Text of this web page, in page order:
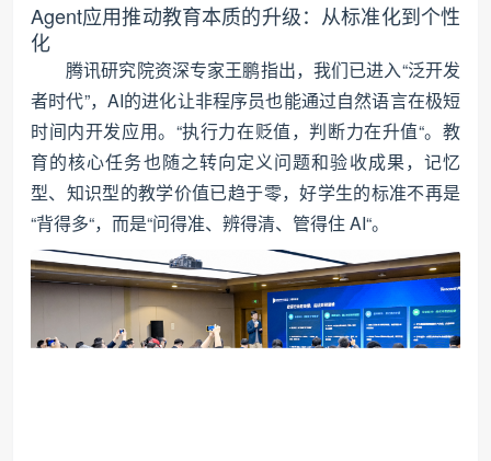
Agent应用推动教育本质的升级：从标准化到个性
化
腾讯研究院资深专家王鹏指出，我们已进入“泛开发
者时代”，AI的进化让非程序员也能通过自然语言在极短
时间内开发应用。“执行力在贬值，判断力在升值“。教
育的核心任务也随之转向定义问题和验收成果，记忆
型、知识型的教学价值已趋于零，好学生的标准不再是
“背得多“，而是“问得准、辨得清、管得住 AI“。